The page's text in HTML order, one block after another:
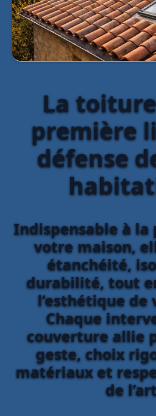
La
première
défense
Indispensable à
votre maison,
étanchéité,
durabilité, tout
l’esthétique
Chaque
couverture allie
geste, choix
matériaux et
de